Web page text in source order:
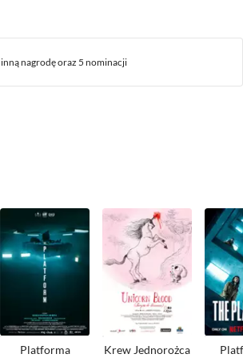
inną nagrodęoraz 5 nominacji
Platforma Krew Jednorożca